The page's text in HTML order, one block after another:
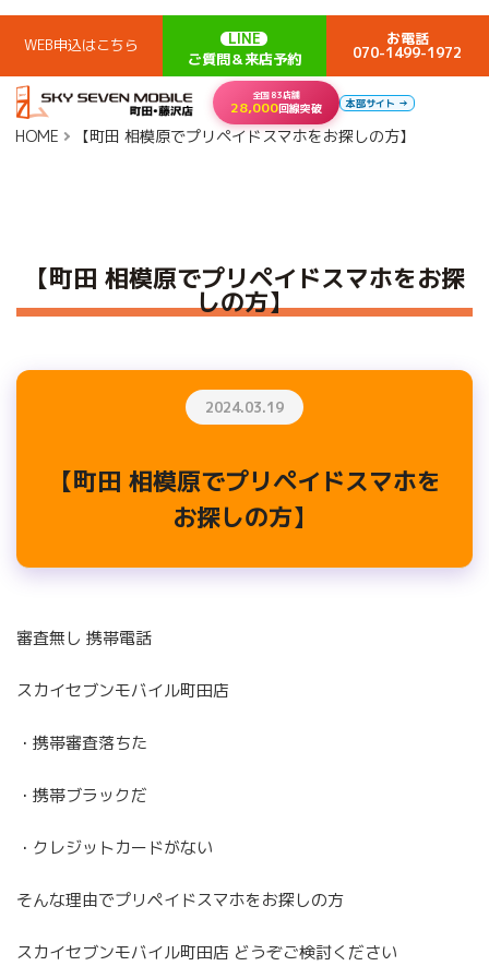
WEB申込はこちら
LINE
ご質問＆来店予約
お電話
070-1499-1972
全国83店舗
28,000回線突破 本部サイト →
HOME 【町田 相模原でプリペイドスマホをお探しの方】
【町田 相模原でプリペイドスマホをお探
しの方】
2024.03.19
【町田 相模原でプリペイドスマホを
お探しの方】
審査無し 携帯電話
スカイセブンモバイル町田店
・携帯審査落ちた
・携帯ブラックだ
・クレジットカードがない
そんな理由でプリペイドスマホをお探しの方
スカイセブンモバイル町田店 どうぞご検討ください